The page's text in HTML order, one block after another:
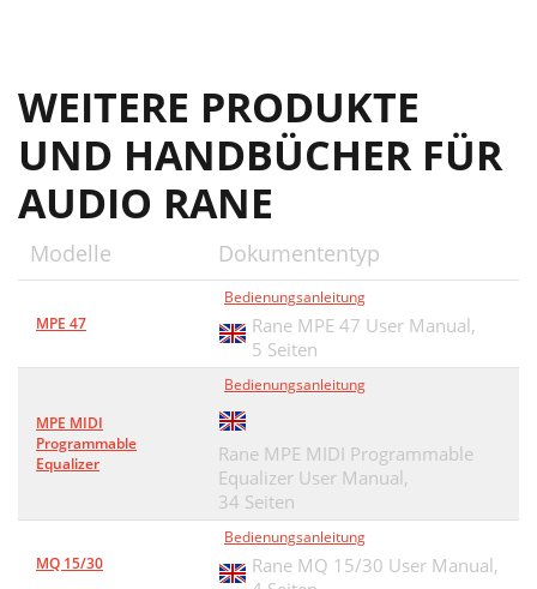
WEITERE PRODUKTE
UND HANDBÜCHER FÜR
AUDIO RANE
Modelle Dokumententyp
MPE 47
Bedienungsanleitung
Rane MPE 47 User Manual,
5 Seiten
MPE MIDI
Programmable
Equalizer
Bedienungsanleitung
Rane MPE MIDI Programmable
Equalizer User Manual,
34 Seiten
MQ 15/30
Bedienungsanleitung
Rane MQ 15/30 User Manual,